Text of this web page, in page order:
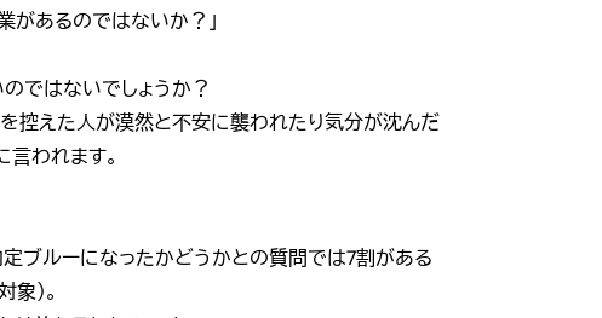
があるのではないか？」
ではないでしょうか？
を控えた人が漠然と不安に襲われたり気分が沈んだ
われます。
定ブルーになったかどうかとの質問では7割がある
）。